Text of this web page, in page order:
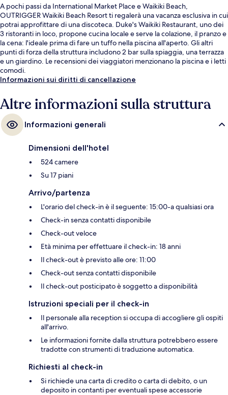
A pochi passi da International Market Place e Waikiki Beach,
OUTRIGGER Waikiki Beach Resort ti regalerà una vacanza esclusiva in cui
potrai approfittare di una discoteca. Duke's Waikiki Restaurant, uno dei
3 ristoranti in loco, propone cucina locale e serve la colazione, il pranzo e
la cena: l'ideale prima di fare un tuffo nella piscina all'aperto. Gli altri
punti di forza della struttura includono 2 bar sulla spiaggia, una terrazza
e un giardino. Le recensioni dei viaggiatori menzionano la piscina e i letti
comodi.
Informazioni sui diritti di cancellazione
Altre informazioni sulla struttura
Informazioni generali
Dimensioni dell'hotel
524 camere
Su 17 piani
Arrivo/partenza
L'orario del check-in è il seguente: 15:00-a qualsiasi ora
Check-in senza contatti disponibile
Check-out veloce
Età minima per effettuare il check-in: 18 anni
Il check-out è previsto alle ore: 11:00
Check-out senza contatti disponibile
Il check-out posticipato è soggetto a disponibilità
Istruzioni speciali per il check-in
Il personale alla reception si occupa di accogliere gli ospiti
all'arrivo.
Le informazioni fornite dalla struttura potrebbero essere
tradotte con strumenti di traduzione automatica.
Richiesti al check-in
Si richiede una carta di credito o carta di debito, o un
deposito in contanti per eventuali spese accessorie